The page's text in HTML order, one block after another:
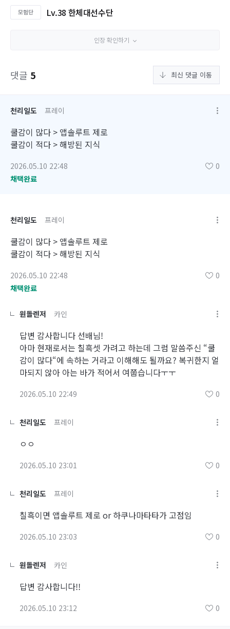
Lv.38 한체대선수단
인장 확인하기
댓글 5 최신 댓글 이동
천리일도 프레이
쿨감이 많다 > 앱솔루트 제로
쿨감이 적다 > 해방된 지식
2026.05.10 22:48
0
채택완료
천리일도 프레이
쿨감이 많다 > 앱솔루트 제로
쿨감이 적다 > 해방된 지식
2026.05.10 22:48
0
채택완료
원돌렌저 카인
답변 감사합니다 선배님!
아마 현재로서는 칠흑셋 가려고 하는데 그럼 말씀주신 “쿨
감이 많다“에 속하는 거라고 이해해도 될까요? 복귀한지 얼
마되지 않아 아는 바가 적어서 여쭙습니다ㅜㅜ
2026.05.10 22:49 0
천리일도 프레이
ㅇㅇ
2026.05.10 23:01 0
천리일도 프레이
칠흑이면 앱솔루트 제로 or 하쿠나마타타가 고점임
2026.05.10 23:03 0
원돌렌저 카인
답변 감사합니다!!
2026.05.10 23:12 0